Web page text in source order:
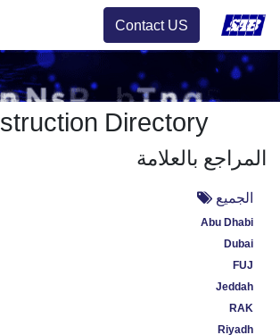
Contact US
Directory
المراجع بالعلامة
الجميع
Abu Dhabi
Dubai
FUJ
Jeddah
RAK
Riyadh